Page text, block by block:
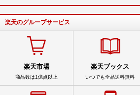
楽天のグループサービス
楽天市場
商品数は1億点以上
楽天ブックス
いつでも全品送料無料